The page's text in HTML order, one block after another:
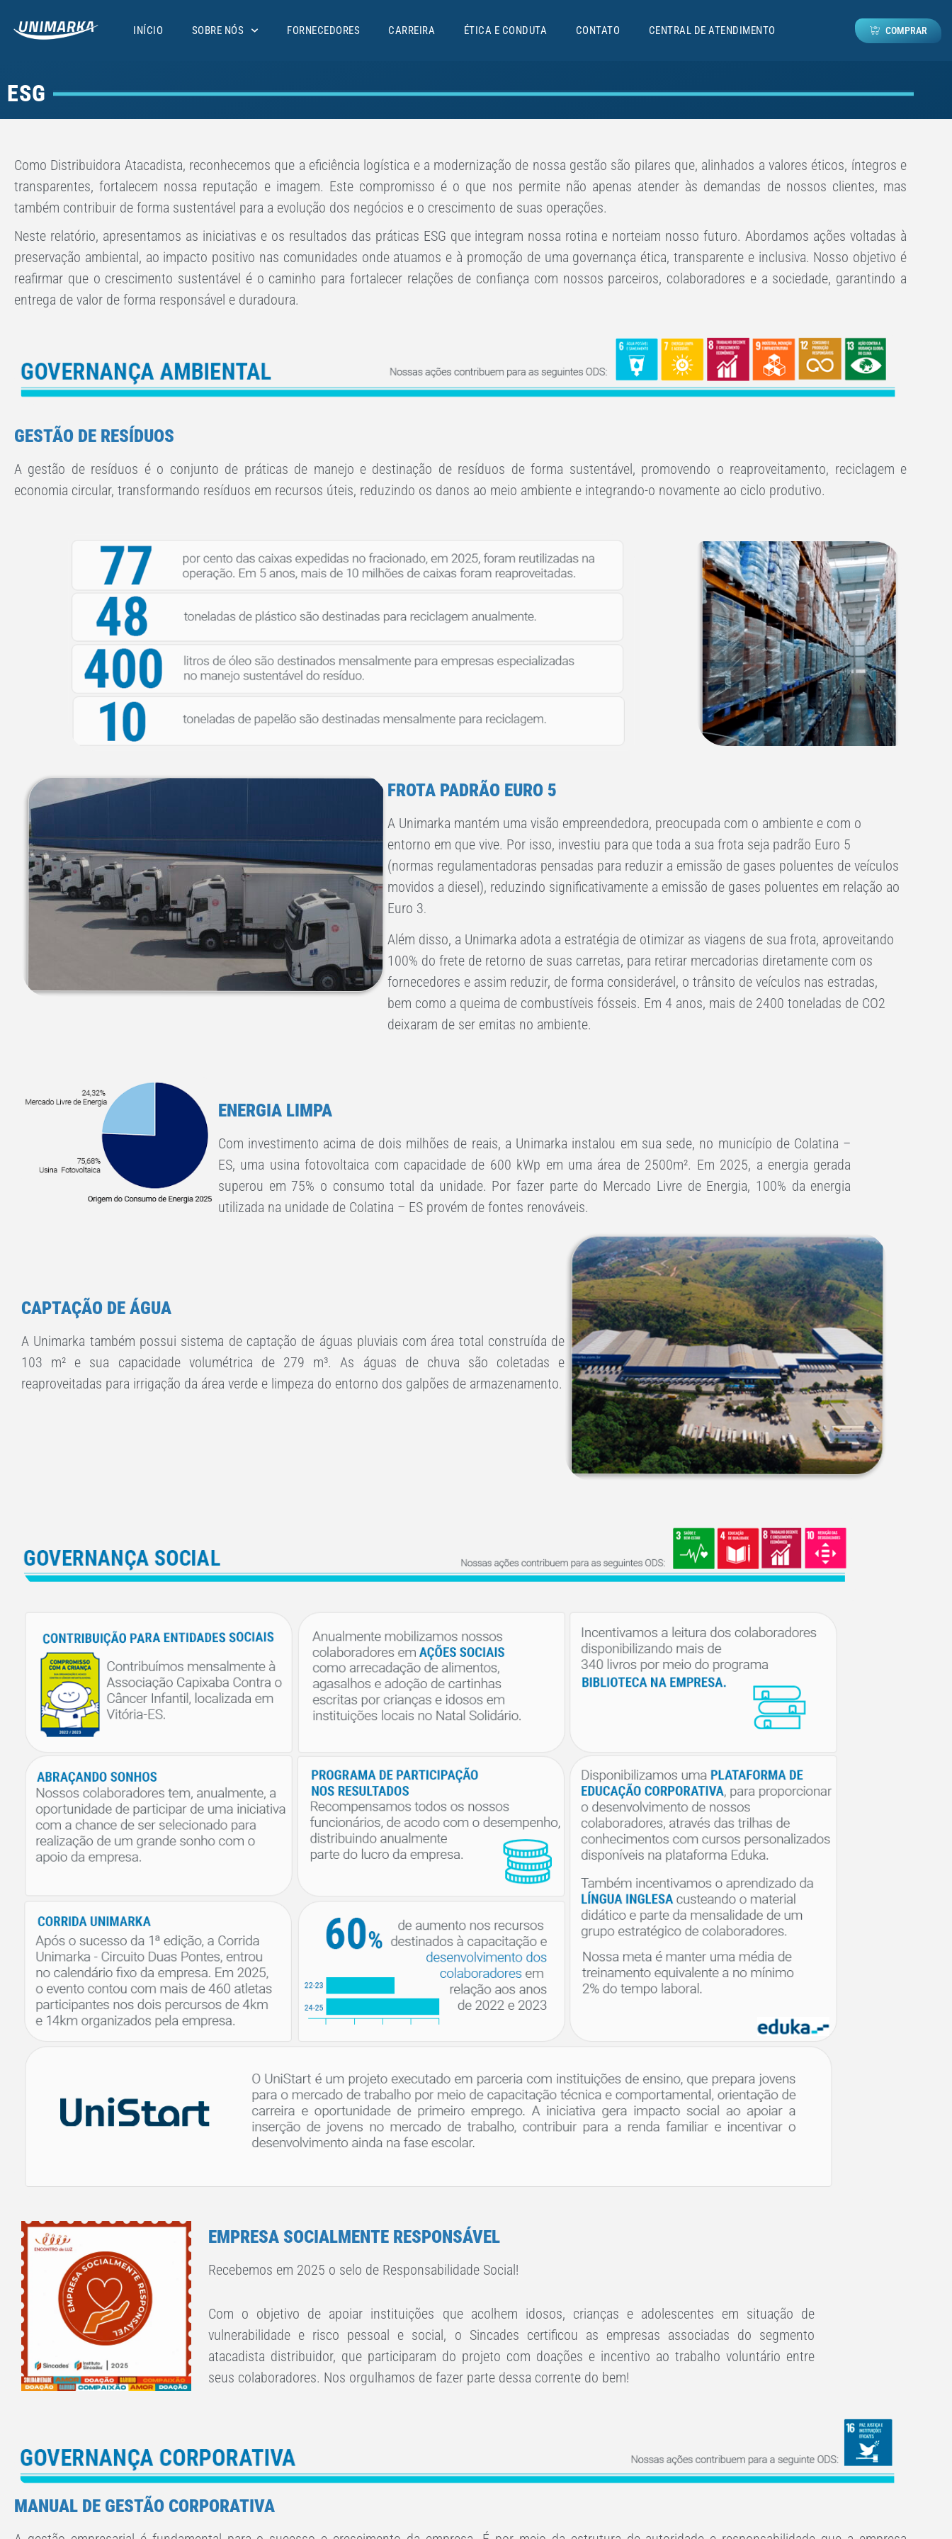
INÍCIO SOBRE NÓS FORNECEDORES CARREIRA ÉTICA E CONDUTA CONTATO CENTRAL DE ATENDIMENTO COMPRAR
ESG
Como Distribuidora Atacadista, reconhecemos que a eficiência logística e a modernização de nossa gestão são pilares que, alinhados a valores éticos, íntegros e
transparentes, fortalecem nossa reputação e imagem. Este compromisso é o que nos permite não apenas atender às demandas de nossos clientes, mas
também contribuir de forma sustentável para a evolução dos negócios e o crescimento de suas operações.
Neste relatório, apresentamos as iniciativas e os resultados das práticas ESG que integram nossa rotina e norteiam nosso futuro. Abordamos ações voltadas à
preservação ambiental, ao impacto positivo nas comunidades onde atuamos e à promoção de uma governança ética, transparente e inclusiva. Nosso objetivo é
reafirmar que o crescimento sustentável é o caminho para fortalecer relações de confiança com nossos parceiros, colaboradores e a sociedade, garantindo a
entrega de valor de forma responsável e duradoura.
GESTÃO DE RESÍDUOS
A gestão de resíduos é o conjunto de práticas de manejo e destinação de resíduos de forma sustentável, promovendo o reaproveitamento, reciclagem e
economia circular, transformando resíduos em recursos úteis, reduzindo os danos ao meio ambiente e integrando-o novamente ao ciclo produtivo.
FROTA PADRÃO EURO 5
A Unimarka mantém uma visão empreendedora, preocupada com o ambiente e com o
entorno em que vive. Por isso, investiu para que toda a sua frota seja padrão Euro 5
(normas regulamentadoras pensadas para reduzir a emissão de gases poluentes de veículos
movidos a diesel), reduzindo significativamente a emissão de gases poluentes em relação ao
Euro 3.
Além disso, a Unimarka adota a estratégia de otimizar as viagens de sua frota, aproveitando
100% do frete de retorno de suas carretas, para retirar mercadorias diretamente com os
fornecedores e assim reduzir, de forma considerável, o trânsito de veículos nas estradas,
bem como a queima de combustíveis fósseis. Em 4 anos, mais de 2400 toneladas de CO2
deixaram de ser emitas no ambiente.
ENERGIA LIMPA
Com investimento acima de dois milhões de reais, a Unimarka instalou em sua sede, no município de Colatina –
ES, uma usina fotovoltaica com capacidade de 600 kWp em uma área de 2500m². Em 2025, a energia gerada
superou em 75% o consumo total da unidade. Por fazer parte do Mercado Livre de Energia, 100% da energia
utilizada na unidade de Colatina – ES provém de fontes renováveis.
CAPTAÇÃO DE ÁGUA
A Unimarka também possui sistema de captação de águas pluviais com área total construída de
103 m² e sua capacidade volumétrica de 279 m³. As águas de chuva são coletadas e
reaproveitadas para irrigação da área verde e limpeza do entorno dos galpões de armazenamento.
EMPRESA SOCIALMENTE RESPONSÁVEL
Recebemos em 2025 o selo de Responsabilidade Social!
Com o objetivo de apoiar instituições que acolhem idosos, crianças e adolescentes em situação de
vulnerabilidade e risco pessoal e social, o Sincades certificou as empresas associadas do segmento
atacadista distribuidor, que participaram do projeto com doações e incentivo ao trabalho voluntário entre
seus colaboradores. Nos orgulhamos de fazer parte dessa corrente do bem!
MANUAL DE GESTÃO CORPORATIVA